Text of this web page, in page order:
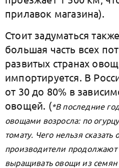
прилавок магазина).
Стоит задуматься
большая часть всех
развитых странах
импортируется. В
от 30 до 80% в
овощей. (*В последние
овощами возросла: по
томату. Чего нельзя
производители
выращивать овощи из семян